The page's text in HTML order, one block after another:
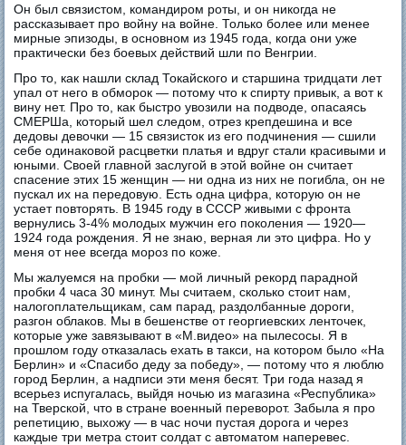
Он был связистом, командиром роты, и он никогда не
рассказывает про войну на войне. Только более или менее
мирные эпизоды, в основном из 1945 года, когда они уже
практически без боевых действий шли по Венгрии.
Про то, как нашли склад Токайского и старшина тридцати лет
упал от него в обморок — потому что к спирту привык, а вот к
вину нет. Про то, как быстро увозили на подводе, опасаясь
СМЕРШа, который шел следом, отрез крепдешина и все
дедовы девочки — 15 связисток из его подчинения — сшили
себе одинаковой расцветки платья и вдруг стали красивыми и
юными. Своей главной заслугой в этой войне он считает
спасение этих 15 женщин — ни одна из них не погибла, он не
пускал их на передовую. Есть одна цифра, которую он не
устает повторять. В 1945 году в СССР живыми с фронта
вернулись 3-4% молодых мужчин его поколения — 1920—
1924 года рождения. Я не знаю, верная ли это цифра. Но у
меня от нее всегда мороз по коже.
Мы жалуемся на пробки — мой личный рекорд парадной
пробки 4 часа 30 минут. Мы считаем, сколько стоит нам,
налогоплательщикам, сам парад, раздолбанные дороги,
разгон облаков. Мы в бешенстве от георгиевских ленточек,
которые уже завязывают в «М.видео» на пылесосы. Я в
прошлом году отказалась ехать в такси, на котором было «На
Берлин» и «Спасибо деду за победу», — потому что я люблю
город Берлин, а надписи эти меня бесят. Три года назад я
всерьез испугалась, выйдя ночью из магазина «Республика»
на Тверской, что в стране военный переворот. Забыла я про
репетицию, выхожу — в час ночи пустая дорога и через
каждые три метра стоит солдат с автоматом наперевес.